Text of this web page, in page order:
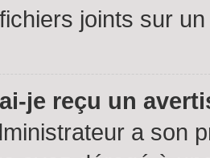
joints sur
je reçu un
a son